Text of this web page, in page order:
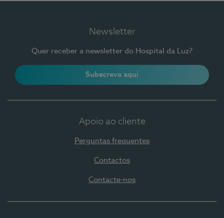
Newsletter
Quer receber a newsletter do Hospital da Luz?
Subscreva aqui
Apoio ao cliente
Perguntas frequentes
Contactos
Contacte-nos